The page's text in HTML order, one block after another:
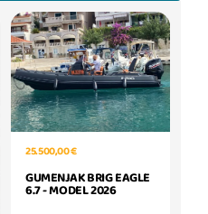
25.500,00 €
GUMENJAK BRIG EAGLE
6.7 - MODEL 2026